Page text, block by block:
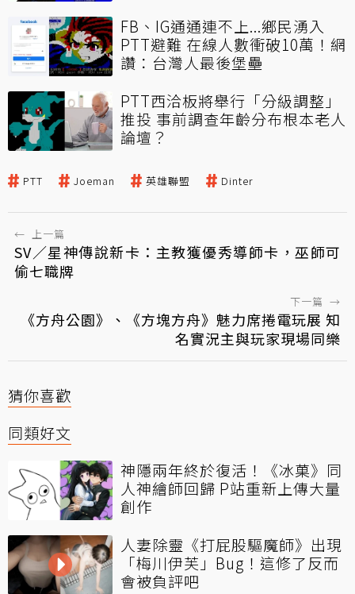
FB、IG通通連不上...鄉民湧入
PTT避難 在線人數衝破10萬！網
讚：台灣人最後堡壘
PTT西洽板將舉行「分級調整」
推投 事前調查年齡分布根本老人
論壇？
PTT Joeman 英雄聯盟 Dinter
← 上一篇
SV／星神傳說新卡：主教獲優秀導師卡，巫師可
偷七職牌
下一篇 →
《方舟公園》、《方塊方舟》魅力席捲電玩展 知
名實況主與玩家現場同樂
猜你喜歡
同類好文
神隱兩年終於復活！《冰菓》同
人神繪師回歸 P站重新上傳大量
創作
人妻除靈《打屁股驅魔師》出現
「梅川伊芙」Bug！這修了反而
會被負評吧